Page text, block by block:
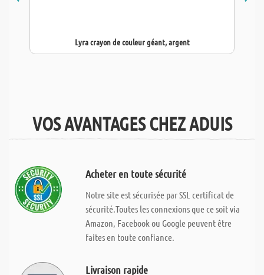
Lyra crayon de couleur géant, argent
VOS AVANTAGES CHEZ ADUIS
Acheter en toute sécurité
Notre site est sécurisée par SSL certificat de
sécurité.Toutes les connexions que ce soit via
Amazon, Facebook ou Google peuvent être
faites en toute confiance.
Livraison rapide